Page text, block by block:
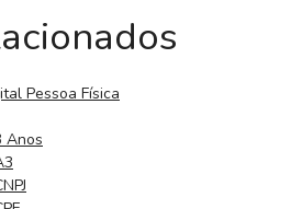
Pessoa Física
Anos